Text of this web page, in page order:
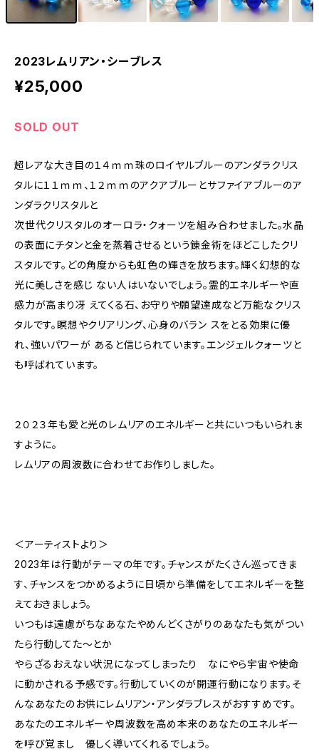
2023レムリアン・シーブレス
¥25,000
SOLD OUT
超レアな大き目の１４ｍｍ珠のロイヤルブルーのアンダラクリス
タルに１１ｍｍ、１２ｍｍのアクアブルーとサファイアブルーのア
ンダラクリスタルと
次世代クリスタルのオーロラ・クォーツを組み合わせました。水晶
の表面にチタンと金を蒸着させるという錬金術をほどこしたクリ
スタルです。どの角度からも虹色の輝きを放ちます。輝く幻想的な
光に美しさを感じ ない人はいないでしょう。霊的エネルギーや直
感力が高まり冴 えてくる石、お守りや願望達成など万能なクリス
タルです。瞑想やクリアリング、心身のバラン スをとる効果に優
れ、強いパワーが あると信じられています。エンジェルクォーツと
も呼ばれています。
２０２３年も愛と光のレムリアのエネルギーと共にいつもいられま
すように。
レムリアの周波数に合わせてお作りしました。
＜アーティストより＞
2023年は行動がテーマの年です。チャンスがたくさん巡ってきま
す、チャンスをつかめるように日頃から準備をしてエネルギーを整
えておきましょう。
いつもは遠慮がちなあなたやめんどくさがりのあなたも気がつい
たら行動してた～とか
やらざるおえない状況になってしまったり なにやら宇宙や使命
に動かされる予感です。行動していくのが開運行動になります。そ
んなあなたのお供にレムリアン・アンダラブレスがおすすめです。
あなたのエネルギーや周波数を高め本来のあなたのエネルギー
を呼び覚まし 優しく導いてくれるでしょう。